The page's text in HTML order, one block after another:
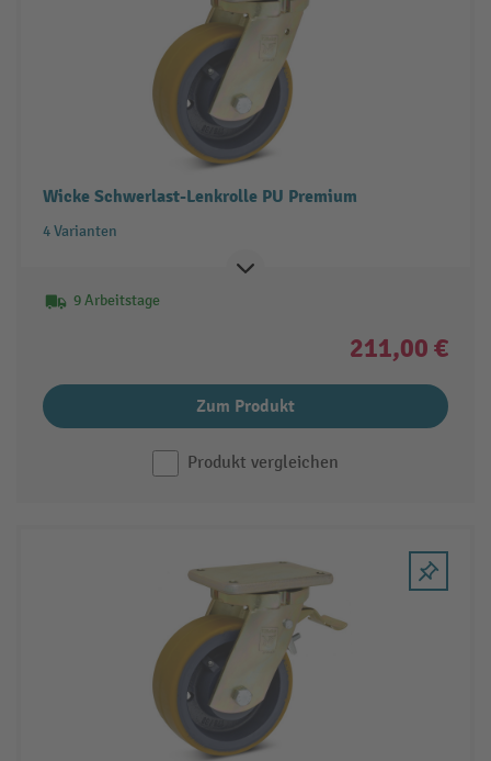
Wicke Schwerlast-Lenkrolle PU Premium
4 Varianten
9 Arbeitstage
211,00 €
Zum Produkt
Produkt vergleichen